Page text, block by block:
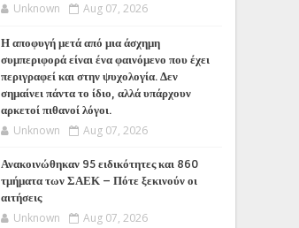
Unknown Aug 07, 2026
Η αποφυγή μετά από μια άσχημη
συμπεριφορά είναι ένα φαινόμενο που έχει
περιγραφεί και στην ψυχολογία. Δεν
σημαίνει πάντα το ίδιο, αλλά υπάρχουν
αρκετοί πιθανοί λόγοι.
Unknown Aug 07, 2026
Ανακοινώθηκαν 95 ειδικότητες και 860
τμήματα των ΣΑΕΚ – Πότε ξεκινούν οι
αιτήσεις
Unknown Aug 07, 2026